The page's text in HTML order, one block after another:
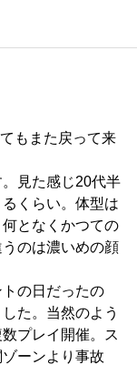
もまた戻って来
見た感じ20代半
くらい。体型は
となくかつての
のは濃いめの顔
の日だったの
た。当然のよう
プレイ開催。ス
ーンより事故